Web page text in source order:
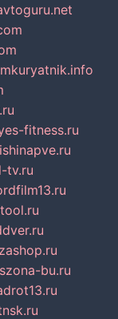
kuryatnik.info
fitness.ru
tv.ru
bu.ru